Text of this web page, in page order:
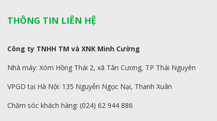
THÔNG TIN LIÊN HỆ
Công ty TNHH TM và XNK Minh Cường
Nhà máy: Xóm Hồng Thái 2, xã Tân Cương, TP Thái Nguyên
VPGD tại Hà Nội: 135 Nguyễn Ngọc Nại, Thanh Xuân
Chăm sóc khách hàng: (024) 62 944 886